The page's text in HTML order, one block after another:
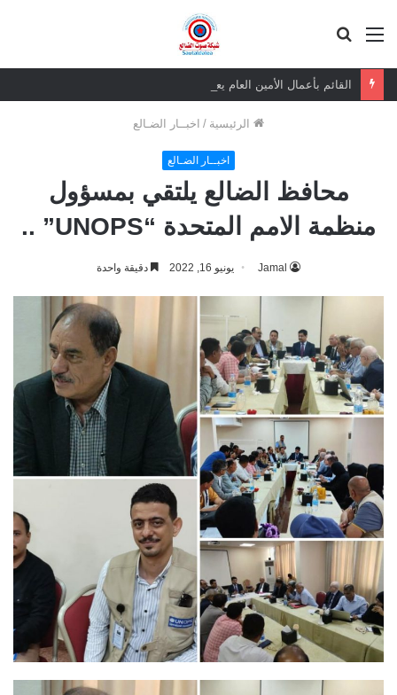
القائمة
الرئيسية / اخبــار الضـالع
اخبــار الضـالع
محافظ الضالع يلتقي بمسؤول
منظمة الامم المتحدة “UNOPS” ..
Jamal يونيو 16, 2022 دقيقة واحدة